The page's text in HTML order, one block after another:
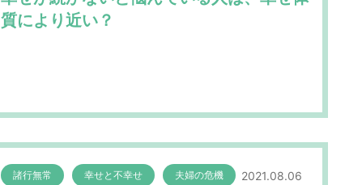
質により近い？
諸行無常 幸せと不幸せ 夫婦の危機 2021.08.06